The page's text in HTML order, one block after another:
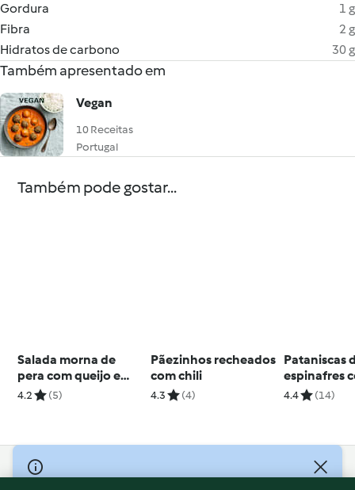
Gordura
1 g
Fibra
2 g
Hidratos de carbono
30 g
Também apresentado em
Vegan
10 Receitas
Portugal
Também pode gostar...
Salada morna de
pera com queijo e
bacon
4.2 (5)
Pãezinhos recheados
com chili
4.3 (4)
Pataniscas
espinafres
4.4 (14)
© Copyright 2026